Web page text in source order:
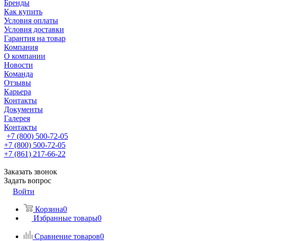
Бренды
Как купить
Условия оплаты
Условия доставки
Гарантия на товар
Компания
О компании
Новости
Команда
Отзывы
Карьера
Контакты
Документы
Галерея
Контакты
+7 (800) 500-72-05
+7 (800) 500-72-05
+7 (861) 217-66-22
Заказать звонок
Задать вопрос
Войти
Корзина0
Избранные товары0
Сравнение товаров0